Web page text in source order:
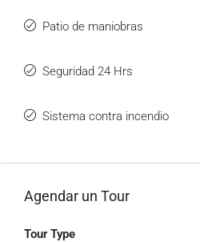
Patio de maniobras
Seguridad 24 Hrs
Sistema contra incendio
Agendar un Tour
Tour Type